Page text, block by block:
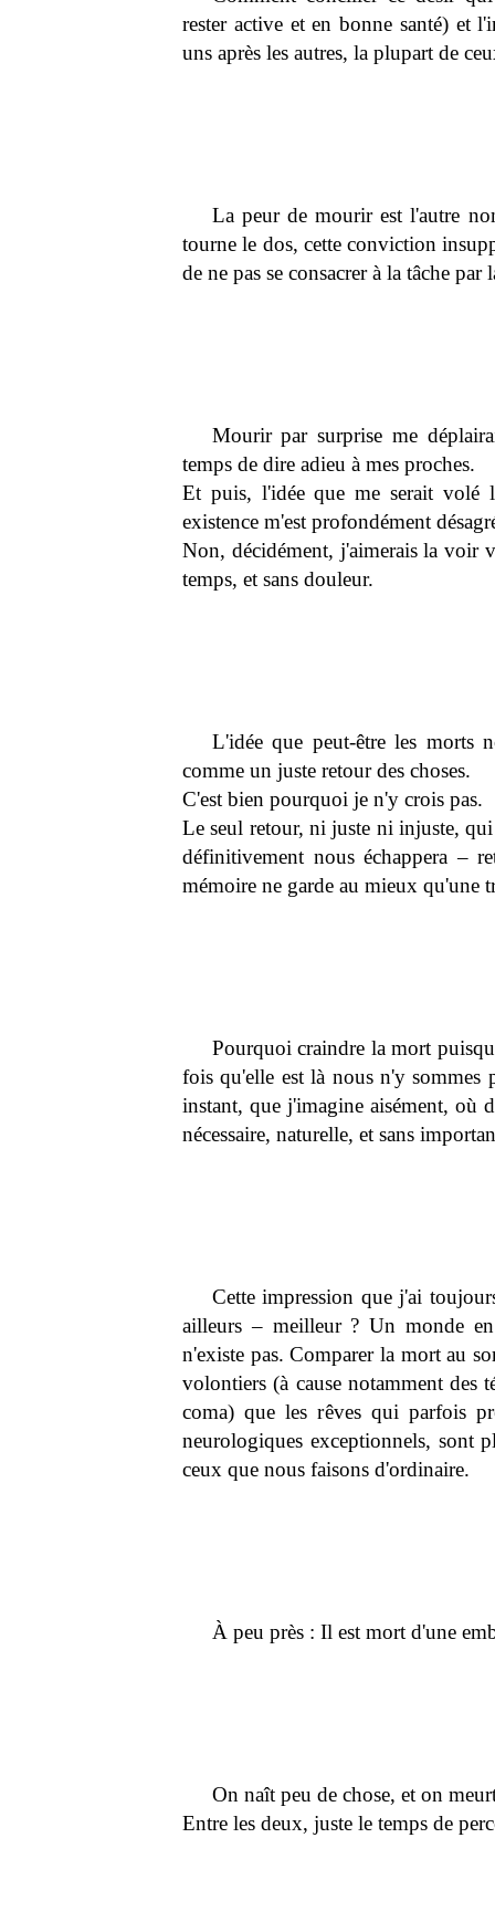
rester active et en bonne santé) et
uns après les autres, la plupart de
La peur de mourir est l'autre
tourne le dos, cette conviction
de ne pas se consacrer à la tâche
Mourir par surprise me
temps de dire adieu à mes proches.
Et puis, l'idée que me serait volé
existence m'est profondément
Non, décidément, j'aimerais la voir
temps, et sans douleur.
L'idée que peut-être les morts
comme un juste retour des choses.
C'est bien pourquoi je n'y crois pas.
Le seul retour, ni juste ni injuste,
définitivement nous échappera –
mémoire ne garde au mieux qu'une
Pourquoi craindre la mort
fois qu'elle est là nous n'y sommes
instant, que j'imagine aisément, où
nécessaire, naturelle, et sans
Cette impression que j'ai
ailleurs – meilleur ? Un monde
n'existe pas. Comparer la mort au
volontiers (à cause notamment des
coma) que les rêves qui parfois
neurologiques exceptionnels, sont
ceux que nous faisons d'ordinaire.
À peu près : Il est mort d'une
On naît peu de chose, et on
Entre les deux, juste le temps de